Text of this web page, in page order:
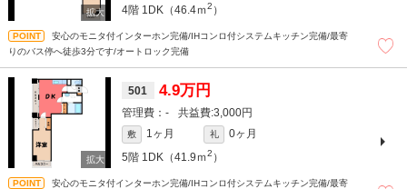
4階 1DK（46.4ｍ2 ）
安心のモニタ付インターホン完備/IHコンロ付システムキッチン完備/最寄
りのバス停へ徒歩3分です/オートロック完備
501 4.9万円
- 3,000円
敷 1ヶ月 礼
0ヶ月
5階 1DK（41.9ｍ2 ）
安心のモニタ付インターホン完備/IHコンロ付システムキッチン完備/最寄